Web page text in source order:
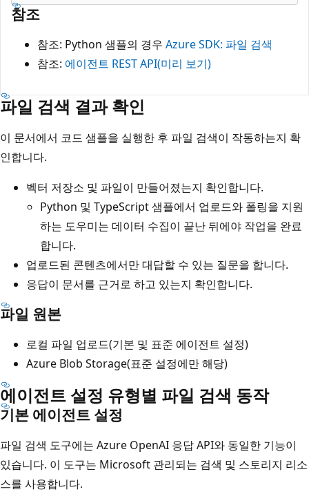
참조
참조: Python 샘플의 경우 Azure SDK: 파일 검색
참조: 에이전트 REST API(미리 보기)
파일 검색 결과 확인
이 문서에서 코드 샘플을 실행한 후 파일 검색이 작동하는지 확
인합니다.
벡터 저장소 및 파일이 만들어졌는지 확인합니다.
Python 및 TypeScript 샘플에서 업로드와 폴링을 지원
하는 도우미는 데이터 수집이 끝난 뒤에야 작업을 완료
합니다.
업로드된 콘텐츠에서만 대답할 수 있는 질문을 합니다.
응답이 문서를 근거로 하고 있는지 확인합니다.
파일 원본
로컬 파일 업로드(기본 및 표준 에이전트 설정)
Azure Blob Storage(표준 설정에만 해당)
에이전트 설정 유형별 파일 검색 동작
기본 에이전트 설정
파일 검색 도구에는 Azure OpenAI 응답 API와 동일한 기능이
있습니다. 이 도구는 Microsoft 관리되는 검색 및 스토리지 리소
스를 사용합니다.